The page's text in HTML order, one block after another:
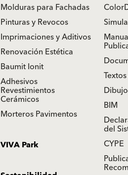
Molduras para Fachadas
Pinturas y Revocos
Imprimaciones y Aditivos
Renovación Estética
Baumit Ionit
Adhesivos
Revestimientos
Cerámicos
Morteros Pavimentos
BIM
del
CYPE
VIVA Park